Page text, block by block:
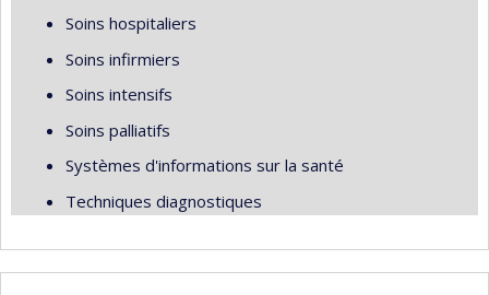
Soins hospitaliers
Soins infirmiers
Soins intensifs
Soins palliatifs
Systèmes d'informations sur la santé
Techniques diagnostiques